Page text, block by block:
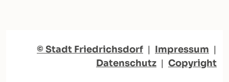
© Stadt Friedrichsdorf | Impressum |
Datenschutz | Copyright